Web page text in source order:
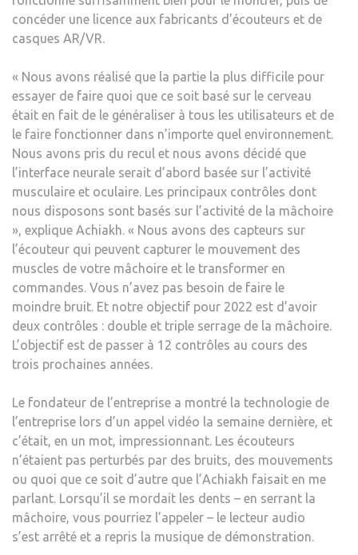
concéder une licence aux fabricants d’écouteurs et de
casques AR/VR.
« Nous avons réalisé que la partie la plus difficile pour
essayer de faire quoi que ce soit basé sur le cerveau
était en fait de le généraliser à tous les utilisateurs et de
le faire fonctionner dans n’importe quel environnement.
Nous avons pris du recul et nous avons décidé que
l’interface neurale serait d’abord basée sur l’activité
musculaire et oculaire. Les principaux contrôles dont
nous disposons sont basés sur l’activité de la mâchoire
», explique Achiakh. « Nous avons des capteurs sur
l’écouteur qui peuvent capturer le mouvement des
muscles de votre mâchoire et le transformer en
commandes. Vous n’avez pas besoin de faire le
moindre bruit. Et notre objectif pour 2022 est d’avoir
deux contrôles : double et triple serrage de la mâchoire.
L’objectif est de passer à 12 contrôles au cours des
trois prochaines années.
Le fondateur de l’entreprise a montré la technologie de
l’entreprise lors d’un appel vidéo la semaine dernière, et
c’était, en un mot, impressionnant. Les écouteurs
n’étaient pas perturbés par des bruits, des mouvements
ou quoi que ce soit d’autre que l’Achiakh faisait en me
parlant. Lorsqu’il se mordait les dents – en serrant la
mâchoire, vous pourriez l’appeler – le lecteur audio
s’est arrêté et a repris la musique de démonstration.